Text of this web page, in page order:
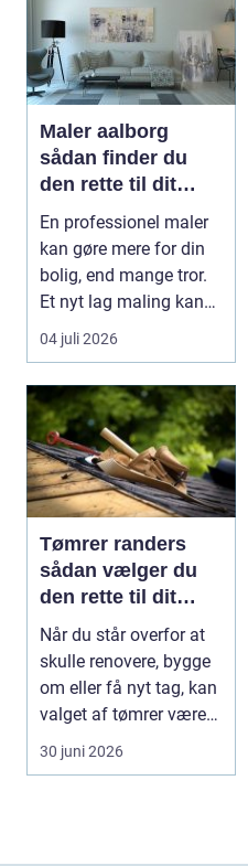
Maler aalborg
sådan finder du
den rette til dit
malerprojekt
En professionel maler
kan gøre mere for din
bolig, end mange tror.
Et nyt lag maling kan
lysne mørke...
04 juli 2026
Tømrer randers
sådan vælger du
den rette til dit
byggeprojekt
Når du står overfor at
skulle renovere, bygge
om eller få nyt tag, kan
valget af tømrer være
afgøren...
30 juni 2026